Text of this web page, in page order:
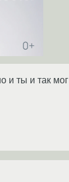
и ты и так мог